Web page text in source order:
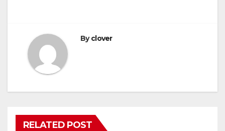
ゲ
ー
シ
ョ
ン
Byclover
RELATED POST